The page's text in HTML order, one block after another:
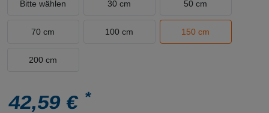
Bitte wählen 30 cm 50 cm
70 cm 100 cm 150 cm
200 cm
42,59 €*